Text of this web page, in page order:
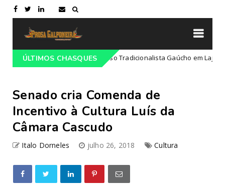
ÚLTIMOS CHASQUES
do 68º Congresso Tradicionalista Gaúcho em Lajeado-RS
Senado cria Comenda de
Incentivo à Cultura Luís da
Câmara Cascudo
Italo Dorneles julho 26, 2018 Cultura